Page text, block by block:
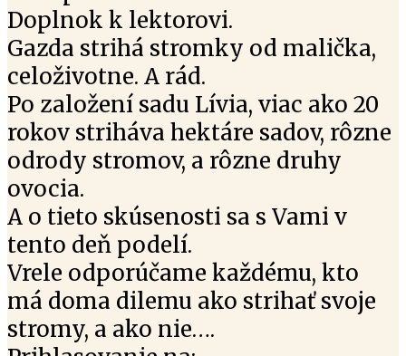
Doplnok k lektorovi.
Gazda strihá stromky od malička,
celoživotne. A rád.
Po založení sadu Lívia, viac ako 20
rokov striháva hektáre sadov, rôzne
odrody stromov, a rôzne druhy
ovocia.
A o tieto skúsenosti sa s Vami v
tento deň podelí.
Vrele odporúčame každému, kto
má doma dilemu ako strihať svoje
stromy, a ako nie….